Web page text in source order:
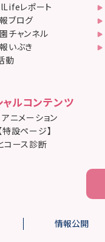
レポート
ブログ
チャンネル
いぶき
動
ルコンテンツ
アニメーション
特設ページ】
コース診断
情報公開